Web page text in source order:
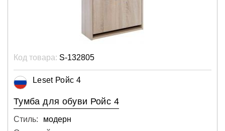
Код товара: S-132805
Leset Ройс 4
Тумба для обуви Ройс 4
Стиль:
модерн